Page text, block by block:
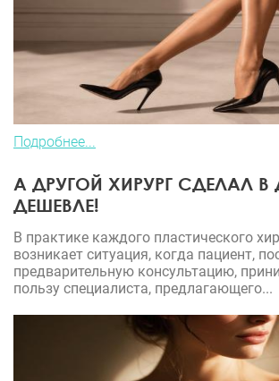
Подробнее...
А ДРУГОЙ ХИРУРГ СДЕЛАЛ В
ДЕШЕВЛЕ!
В практике каждого пластического
возникает ситуация, когда пациент,
предварительную консультацию,
пользу специалиста, предлагающего...